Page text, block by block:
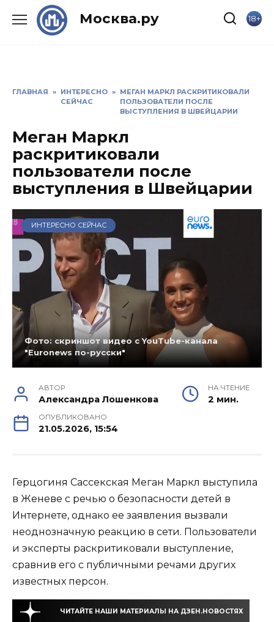
Москва.ру 18+
ГЛАВНАЯ » ИНТЕРЕСНО
СЕЙЧАС
» МЕГАН МАРКЛ РАСКРИТИКОВАЛИ
ПОЛЬЗОВАТЕЛИ ПОСЛЕ
ВЫСТУПЛЕНИЯ В ШВЕЙЦАРИИ
Меган Маркл
раскритиковали
пользователи после
выступления в Швейцарии
ИНТЕРЕСНО СЕЙЧАС
Фото: скриншот видео с YouTube-канала
"Euronews по-русски"
АВТОР
Александра Лошенкова
НА ЧТЕНИЕ
2 мин.
ОПУБЛИКОВАНО
21.05.2026, 15:54
Герцогиня Сассекская Меган Маркл выступила
в Женеве с речью о безопасности детей в
Интернете, однако ее заявления вызвали
неоднозначную реакцию в сети. Пользователи
и эксперты раскритиковали выступление,
сравнив его с публичными речами других
известных персон.
ЧИТАЙТЕ НАШИ МАТЕРИАЛЫ НА ДЗЕН.НОВОСТЯХ